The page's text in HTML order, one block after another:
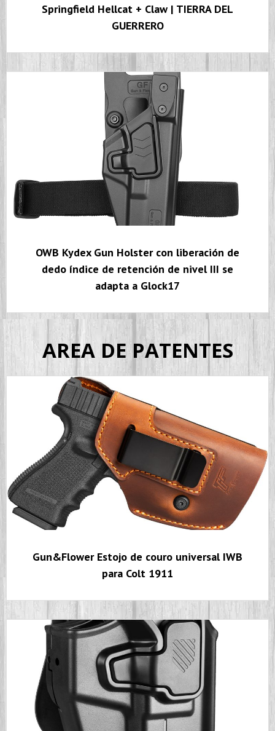
Springfield Hellcat + Claw | TIERRA DEL
GUERRERO
OWB Kydex Gun Holster con liberación de
dedo índice de retención de nivel III se
adapta a Glock17
AREA DE PATENTES
Gun&Flower Estojo de couro universal IWB
para Colt 1911